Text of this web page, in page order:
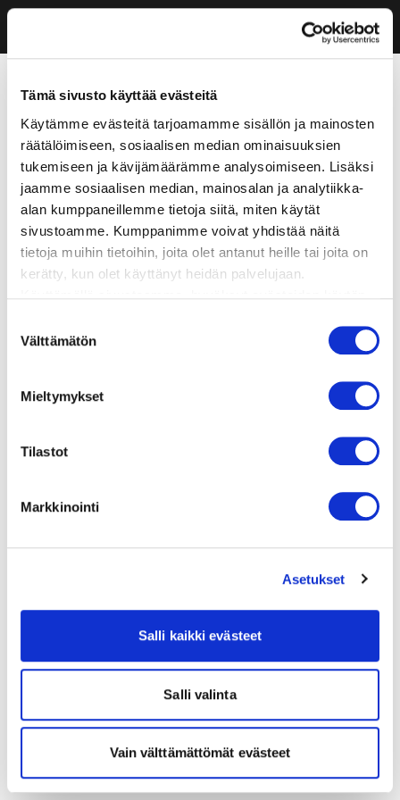
Tämä sivusto käyttää evästeitä
Käytämme evästeitä tarjoamamme sisällön ja mainosten
räätälöimiseen, sosiaalisen median ominaisuuksien
tukemiseen ja kävijämäärämme analysoimiseen. Lisäksi
jaamme sosiaalisen median, mainosalan ja analytiikka-
alan kumppaneillemme tietoja siitä, miten käytät
sivustoamme. Kumppanimme voivat yhdistää näitä
tietoja muihin tietoihin, joita olet antanut heille tai joita on
kerätty, kun olet käyttänyt heidän palvelujaan.
valinta
Välttämätön
Mieltymykset
Tilastot
Markkinointi
Asetukset
Salli kaikki evästeet
Salli valinta
Vain välttämättömät evästeet